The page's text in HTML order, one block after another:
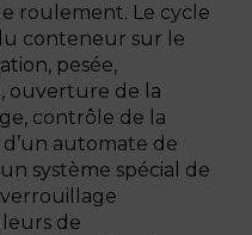
roulement. Le cycle
conteneur sur le
pesée,
ouverture de la
contrôle de la
automate de
système spécial de
de